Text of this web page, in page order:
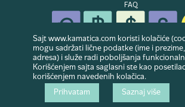
FAQ
© Copyright 2007-2026. Website developed & owned
zadržana
Sajt www.kamatica.com koristi kolačiće
mogu sadržati lične podatke (ime i
adresa) i služe radi poboljšanja
Korišćenjem sajta saglasni ste kao
korišćenjem navedenih kolačica.
Prihvatam Saznaj više